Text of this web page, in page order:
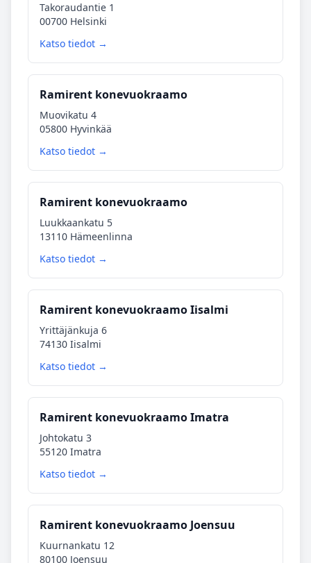
Takoraudantie 1
00700 Helsinki
Katso tiedot →
Ramirent konevuokraamo
Muovikatu 4
05800 Hyvinkää
Katso tiedot →
Ramirent konevuokraamo
Luukkaankatu 5
13110 Hämeenlinna
Katso tiedot →
Ramirent konevuokraamo Iisalmi
Yrittäjänkuja 6
74130 Iisalmi
Katso tiedot →
Ramirent konevuokraamo Imatra
Johtokatu 3
55120 Imatra
Katso tiedot →
Ramirent konevuokraamo Joensuu
Kuurnankatu 12
80100 Joensuu